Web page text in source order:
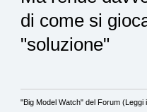
di come si
"soluzione"
"Big Model Watch" del Forum